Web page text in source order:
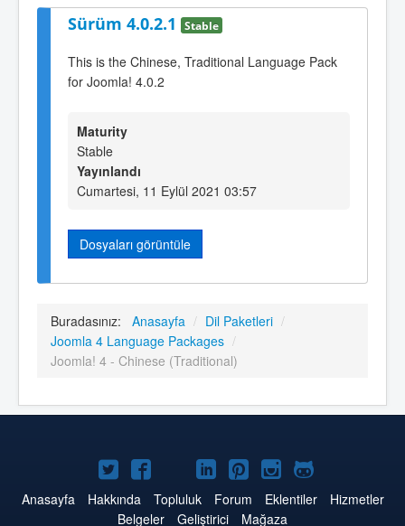
Sürüm 4.0.2.1 Stable
This is the Chinese, Traditional Language Pack
for Joomla! 4.0.2
Maturity
Stable
Yayınlandı
Cumartesi, 11 Eylül 2021 03:57
Dosyaları görüntüle
Buradasınız: Anasayfa / Dil Paketleri /
Joomla 4 Language Packages /
Joomla! 4 - Chinese (Traditional)
Twitter'da
Joomla
Facebook'da
Joomla
YouTube'da
Joomla
LinkedIn'de
Joomla
Pinterest'de
Joomla
Instagram'da
Joomla
GitHub'da
Joomla
Anasayfa Hakkında Topluluk Forum Eklentiler
Hizmetler
Belgeler
Geliştirici Mağaza